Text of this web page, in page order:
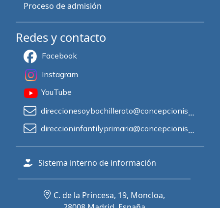
Proceso de admisión
Redes y contacto
Facebook
Instagram
YouTube
direccionesoybachillerato@concepcionistasprincesa.es
direccioninfantilyprimaria@concepcionistasprincesa.es
Sistema interno de información
C. de la Princesa, 19, Moncloa,